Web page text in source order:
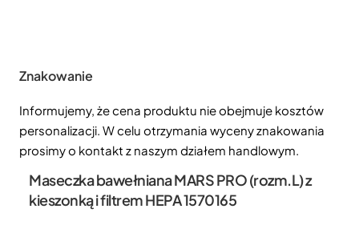
Znakowanie
Informujemy, że cena produktu nie obejmuje kosztów
personalizacji. W celu otrzymania wyceny znakowania
prosimy o kontakt z naszym działem handlowym.
Maseczka bawełniana MARS PRO (rozm.L) z
kieszonką i filtrem HEPA 1570165